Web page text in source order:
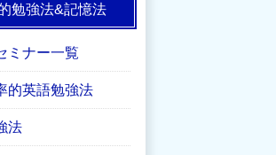
勉強法&記憶法
ミナー一覧
的英語勉強法
法